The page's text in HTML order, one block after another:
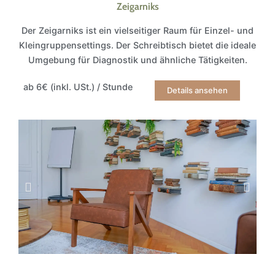
Zeigarniks
Der Zeigarniks ist ein vielseitiger Raum für Einzel- und
Kleingruppensettings. Der Schreibtisch bietet die ideale
Umgebung für Diagnostik und ähnliche Tätigkeiten.
ab 6€ (inkl. USt.) / Stunde Details ansehen